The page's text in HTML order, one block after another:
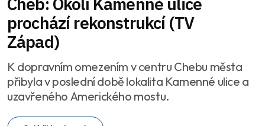
prochází rekonstrukcí (TV
Západ)
K dopravním omezením v centru Chebu města
přibyla v poslední době lokalita Kamenné ulice a
uzavřeného Amerického mostu.